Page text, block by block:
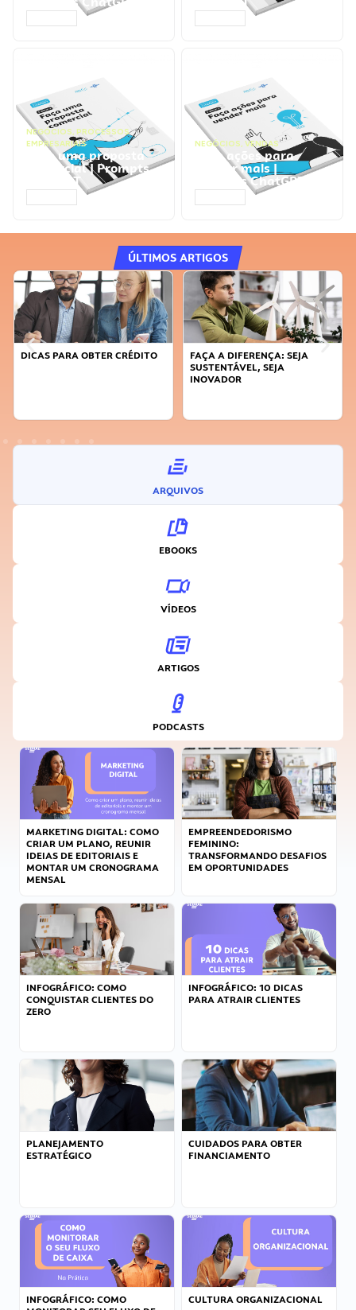
NEGÓCIOS, PROCESSOS
EMPRESARIAIS
Faça uma proposta
comercial | Prompts
ChatGPT
NEGÓCIOS, VENDAS
Faça ações para
vender mais |
Prompts ChatGPT
ÚLTIMOS ARTIGOS
DICAS PARA OBTER CRÉDITO
FAÇA A DIFERENÇA: SEJA
SUSTENTÁVEL, SEJA
INOVADOR
ARQUIVOS
EBOOKS
VÍDEOS
ARTIGOS
PODCASTS
MARKETING DIGITAL: COMO
CRIAR UM PLANO, REUNIR
IDEIAS DE EDITORIAIS E
MONTAR UM CRONOGRAMA
MENSAL
EMPREENDEDORISMO
FEMININO:
TRANSFORMANDO DESAFIOS
EM OPORTUNIDADES
INFOGRÁFICO: COMO
CONQUISTAR CLIENTES DO
ZERO
INFOGRÁFICO: 10 DICAS
PARA ATRAIR CLIENTES
PLANEJAMENTO
ESTRATÉGICO
CUIDADOS PARA OBTER
FINANCIAMENTO
INFOGRÁFICO: COMO
CULTURA ORGANIZACIONAL